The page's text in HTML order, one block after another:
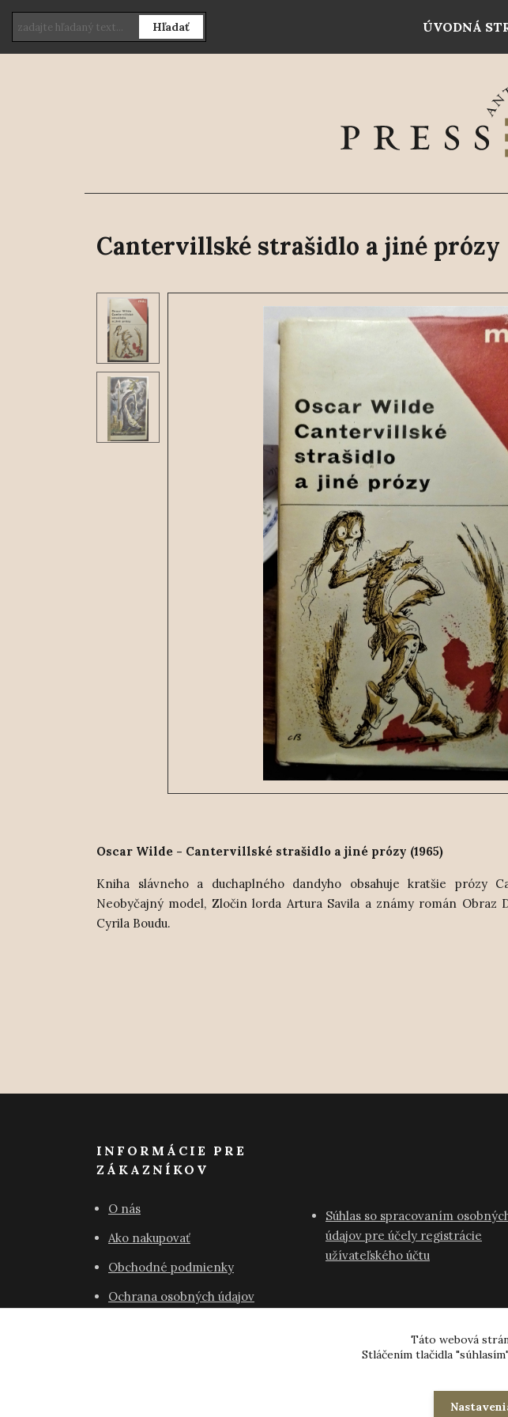
ÚVODNÁ
Hľadať
Cantervillské strašidlo a jiné prózy
Oscar Wilde - Cantervillské strašidlo a jiné prózy (1965)
Kniha slávneho a duchaplného dandyho obsahuje kratšie prózy
Neobyčajný model, Zločin lorda Artura Savila a známy román Obraz
Cyrila Boudu.
INFORMÁCIE PRE
ZÁKAZNÍKOV
O nás
Ako nakupovať
Obchodné podmienky
Ochrana osobných údajov
Súhlas so spracovaním
údajov pre účely registrácie
užívateľského účtu
© 2024-2026
Táto webová
Stláčením tlačidla